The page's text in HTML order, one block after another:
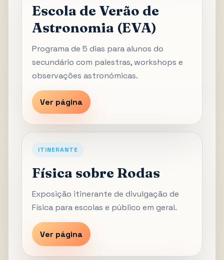
Escola de Verão de
Astronomia (EVA)
Programa de 5 dias para alunos do
secundário com palestras, workshops e
observações astronómicas.
Ver página
ITINERANTE
Física sobre Rodas
Exposição itinerante de divulgação de
Física para escolas e público em geral.
Ver página